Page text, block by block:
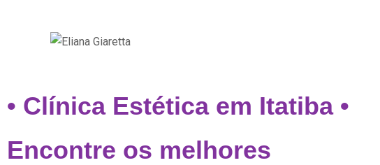
• Clínica Estética em Itatiba •
Encontre os melhores